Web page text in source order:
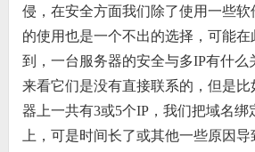
侵，在安全方面我们除了使用一些
的使用也是一个不出的选择，可能在
到，一台服务器的安全与多IP有什么
来看它们是没有直接联系的，但是比
器上一共有3或5个IP，我们把域名绑
上，可是时间长了或其他一些原因